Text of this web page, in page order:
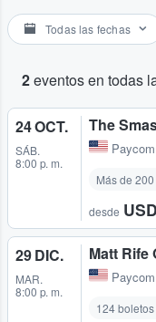
Todas las fechas
2eventos en todas
24 OCT.
SÁB.
8:00 p. m.
The
Más de
desde
29 DIC.
MAR.
8:00 p. m.
Matt Rife
124